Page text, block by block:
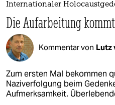
berlin
nord
wahrheit
verlag
verlag
Internationaler
Die Aufarbeitung
Kommentar von Lutz
Zum ersten Mal bekommen
Naziverfolgung beim
Aufmerksamkeit.